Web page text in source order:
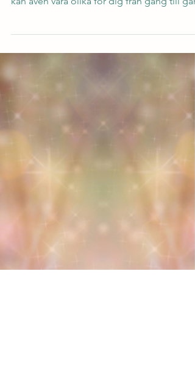
chakrabalansering är väldigt individuellt och
För det...